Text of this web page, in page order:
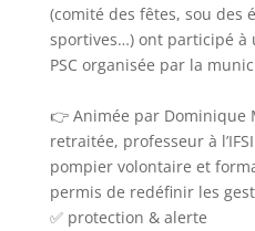
(comité des fêtes, sou des
sportives…) ont participé à
PSC organisée par la
👉 Animée par Dominique
retraitée, professeur à
pompier volontaire et
permis de redéfinir les
✅ protection & alerte